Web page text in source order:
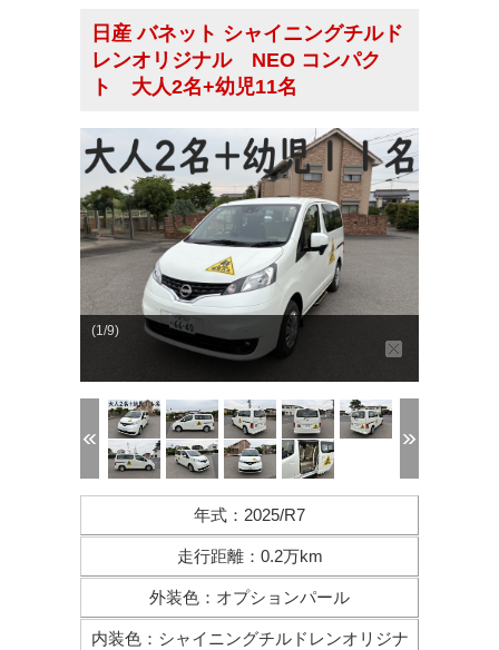
日産 バネット シャイニングチルド
レンオリジナル NEO コンパク
ト 大人2名+幼児11名
(1/9)
年式 ： 2025/R7
走行距離： 0.2万km
外装色 ： オプションパール
内装色： シャイニングチルドレンオリジナ